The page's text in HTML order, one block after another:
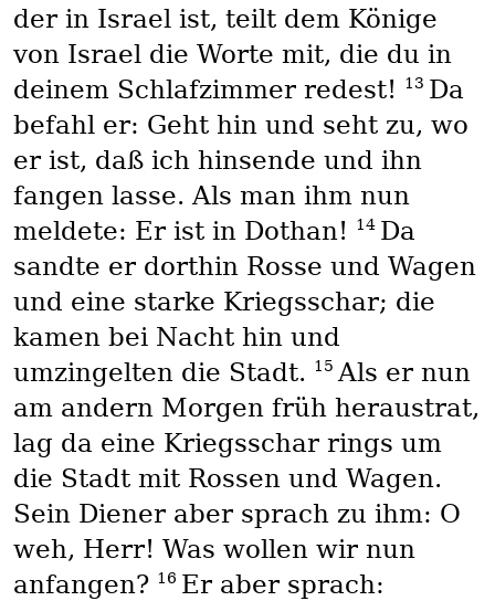
der in Israel ist, teilt dem Könige
von Israel die Worte mit, die du in
deinem Schlafzimmer redest!
13 Da
befahl er: Geht hin und seht zu, wo
er ist, daß ich hinsende und ihn
fangen lasse. Als man ihm nun
meldete: Er ist in Dothan!
14 Da
sandte er dorthin Rosse und Wagen
und eine starke Kriegsschar; die
kamen bei Nacht hin und
umzingelten die Stadt. 15 Als er nun
am andern Morgen früh heraustrat,
lag da eine Kriegsschar rings um
die Stadt mit Rossen und Wagen.
Sein Diener aber sprach zu ihm: O
weh, Herr! Was wollen wir nun
anfangen? 16 Er aber sprach: